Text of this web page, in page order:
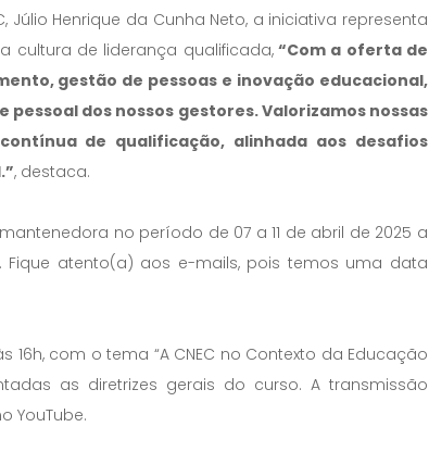
Júlio Henrique da Cunha Neto, a iniciativa representa
cultura de liderança qualificada,“Com a oferta de
gestão de pessoas e inovação educacional,
dos nossos gestores. Valorizamos nossas
de qualificação, alinhada aos desafios
, destaca.
no período de 07 a 11 de abril de 2025 a
atento(a) aos e-mails, pois temos uma data
com o tema “A CNEC no Contexto da Educação
as diretrizes gerais do curso. A transmissão
YouTube.